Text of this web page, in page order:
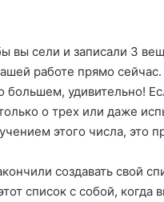
вы сели и записали 3
работе прямо
большем, удивительно!
о трех или даже
этого числа, это
создавать свой
список с собой, когда